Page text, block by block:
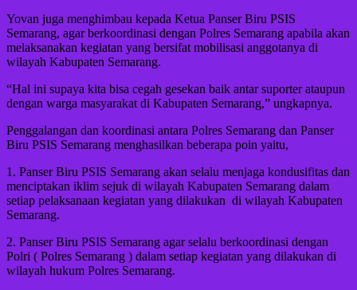
Yovan juga menghimbau kepada Ketua Panser Biru PSIS
Semarang, agar berkoordinasi dengan Polres Semarang apabila akan
melaksanakan kegiatan yang bersifat mobilisasi anggotanya di
wilayah Kabupaten Semarang.
“Hal ini supaya kita bisa cegah gesekan baik antar suporter ataupun
dengan warga masyarakat di Kabupaten Semarang,” ungkapnya.
Penggalangan dan koordinasi antara Polres Semarang dan Panser
Biru PSIS Semarang menghasilkan beberapa poin yaitu,
1. Panser Biru PSIS Semarang akan selalu menjaga kondusifitas dan
menciptakan iklim sejuk di wilayah Kabupaten Semarang dalam
setiap pelaksanaan kegiatan yang dilakukan di wilayah Kabupaten
Semarang.
2. Panser Biru PSIS Semarang agar selalu berkoordinasi dengan
Polri ( Polres Semarang ) dalam setiap kegiatan yang dilakukan di
wilayah hukum Polres Semarang.